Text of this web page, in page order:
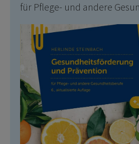
für Pflege- und andere